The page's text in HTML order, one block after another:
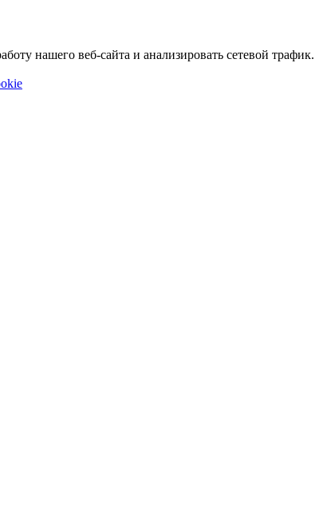
нашего веб-сайта и анализировать сетевой трафик.